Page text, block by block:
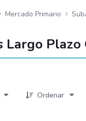
Mercado Primario
Largo Plazo
Ordenar